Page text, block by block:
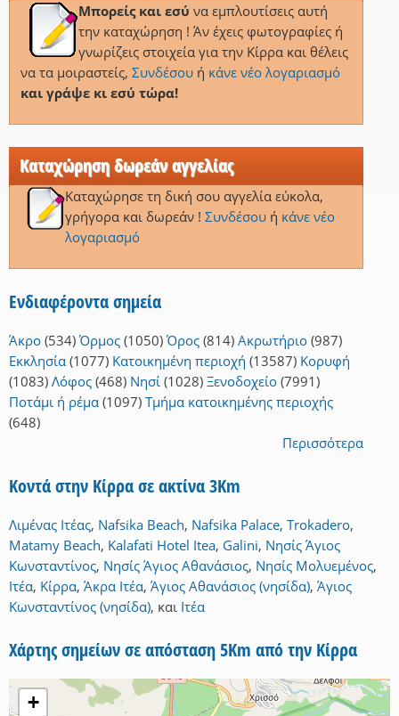
Μπορείς και εσύ να εμπλουτίσεις αυτή
την καταχώρηση ! Άν έχεις φωτογραφίες ή
γνωρίζεις στοιχεία για την Κίρρα και θέλεις
να τα μοιραστείς, Συνδέσουή κάνε νέο λογαριασμό
και γράψε κι εσύ τώρα!
Καταχώρηση δωρεάν αγγελίας
Καταχώρησε τη δική σου αγγελία εύκολα,
γρήγορα και δωρεάν ! Συνδέσουή κάνε νέο
λογαριασμό
Ενδιαφέροντα σημεία
Άκρο (534) Όρμος (1050) Όρος (814) Ακρωτήριο (987)
Εκκλησία (1077) Κατοικημένη περιοχή (13587) Κορυφή
(1083) Λόφος (468) Νησί (1028) Ξενοδοχείο (7991)
Ποτάμι ή ρέμα (1097) Τμήμα κατοικημένης περιοχής
(648)
Περισσότερα
Κοντά στην Κίρρα σε ακτίνα 3Km
Λιμένας Ιτέας, Nafsika Beach, Nafsika Palace, Trokadero,
Matamy Beach, Kalafati Hotel Itea, Galini, Νησίς Άγιος
Κωνσταντίνος, Νησίς Άγιος Αθανάσιος, Νησίς Μολυεμένος,
Ιτέα, Κίρρα, Άκρα Ιτέα, Άγιος Αθανάσιος (νησίδα), Άγιος
Κωνσταντίνος (νησίδα), και Ιτέα
Χάρτης σημείων σε απόσταση 5Km από την Κίρρα
+